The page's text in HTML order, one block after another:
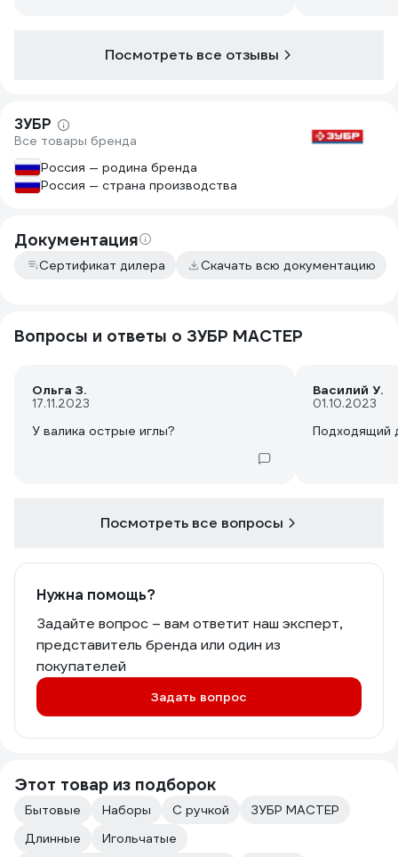
оттуда невозможно.Посмотреть все отзывы
ЗУБР
Все товары бренда
Россия — родина бренда
Россия — страна производства
Документация
Сертификат дилера Скачать всю документацию
Вопросы и ответы о ЗУБР МАСТЕР
Ольга З.
17.11.2023
У валика острые иглы?
Василий У.
01.10.2023
Подходящий
Посмотреть все вопросы
Нужна помощь?
Задайте вопрос – вам ответит наш эксперт,
представитель бренда или один из
покупателей
Задать вопрос
Этот товар из подборок
Бытовые Наборы С ручкой
ЗУБР МАСТЕР
Длинные
Игольчатые